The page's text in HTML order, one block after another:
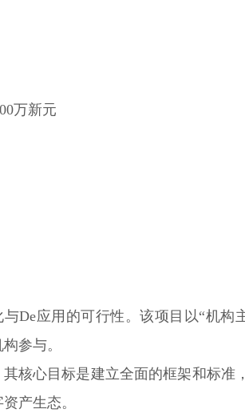
万新元
与De应用的可行性。该项目以“机构
参与。
其核心目标是建立全面的框架和标准
产生态。